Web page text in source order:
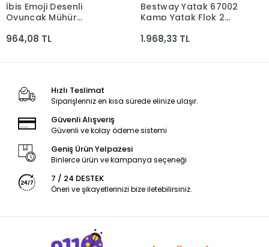
Sepete Ekle
İbis Emoji Desenli
Oyuncak Mühür
964,08 TL
Sepete Ekle
Bestway Yatak 67002
Kamp Yatak Flok 2
916225 *4
1.968,33 TL
Hızlı Teslimat
Siparişleriniz en kısa sürede elinize ulaşır.
Güvenli Alışveriş
Güvenli ve kolay ödeme sistemi
Geniş Ürün Yelpazesi
Binlerce ürün ve kampanya seçeneği
7 / 24 DESTEK
Öneri ve şikayetlerinizi bize iletebilirsiniz.